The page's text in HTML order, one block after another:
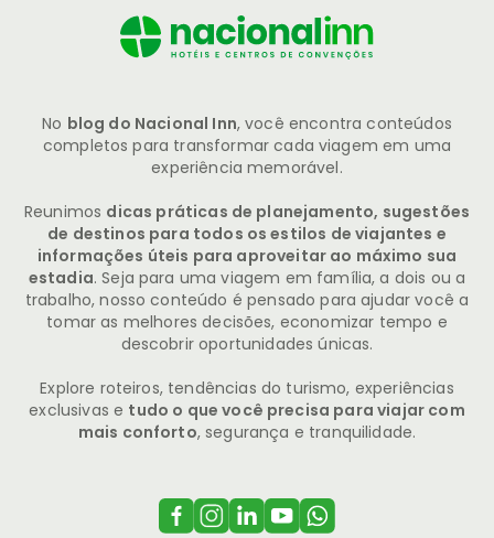
No blog do Nacional Inn, você encontra conteúdos
completos para transformar cada viagem em uma
experiência memorável.
Reunimos dicas práticas de planejamento, sugestões
de destinos para todos os estilos de viajantes e
informações úteis para aproveitar ao máximo sua
estadia. Seja para uma viagem em família, a dois ou a
trabalho, nosso conteúdo é pensado para ajudar você a
tomar as melhores decisões, economizar tempo e
descobrir oportunidades únicas.
Explore roteiros, tendências do turismo, experiências
exclusivas e tudo o que você precisa para viajar com
mais conforto, segurança e tranquilidade.